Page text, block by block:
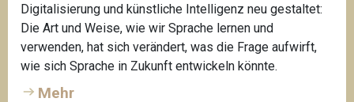
Digitalisierung und künstliche Intelligenz neu gestaltet:
Die Art und Weise, wie wir Sprache lernen und
verwenden, hat sich verändert, was die Frage aufwirft,
wie sich Sprache in Zukunft entwickeln könnte.
Mehr